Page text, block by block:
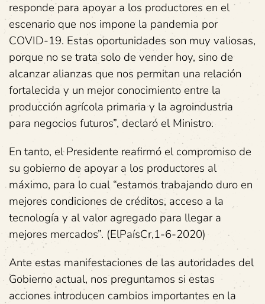
responde para apoyar a los productores en el
escenario que nos impone la pandemia por
COVID-19. Estas oportunidades son muy valiosas,
porque no se trata solo de vender hoy, sino de
alcanzar alianzas que nos permitan una relación
fortalecida y un mejor conocimiento entre la
producción agrícola primaria y la agroindustria
para negocios futuros”, declaró el Ministro.
En tanto, el Presidente reafirmó el compromiso de
su gobierno de apoyar a los productores al
máximo, para lo cual “estamos trabajando duro en
mejores condiciones de créditos, acceso a la
tecnología y al valor agregado para llegar a
mejores mercados”. (ElPaísCr,1-6-2020)
Ante estas manifestaciones de las autoridades del
Gobierno actual, nos preguntamos si estas
acciones introducen cambios importantes en la